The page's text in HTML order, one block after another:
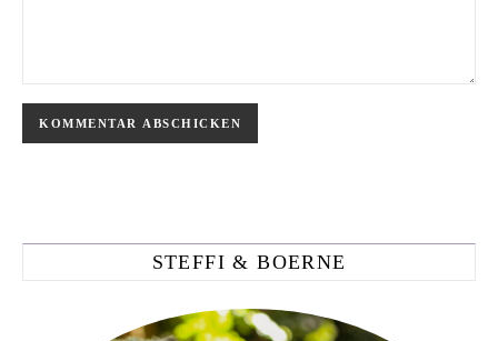
STEFFI & BOERNE